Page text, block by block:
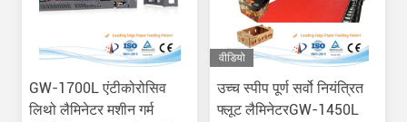
GW-1700L एंटीकोरोसिव
लिथो लैमिनेटर मशीन गर्म
वीडियो
उच्च स्पीप पूर्ण सर्वो नियंत्रित
फ्लूट लैमिनेटरGW-1450L